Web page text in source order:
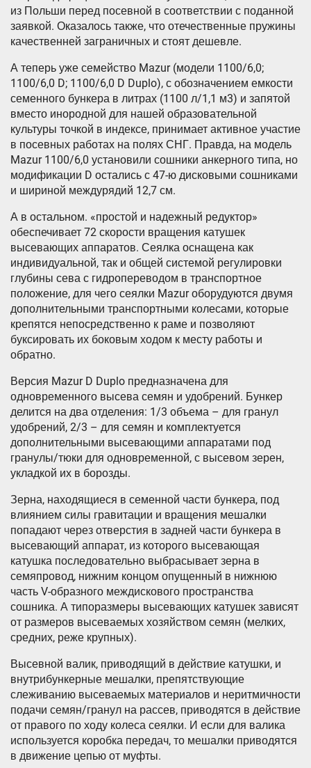
из Польши перед посевной в соответствии с поданной
заявкой. Оказалось также, что отечественные пружины
качественней заграничных и стоят дешевле.
А теперь уже семейство Mazur (модели 1100/6,0;
1100/6,0 D; 1100/6,0 D Duplo), с обозначением емкости
семенного бункера в литрах (1100 л/1,1 м3) и запятой
вместо инородной для нашей образовательной
культуры точкой в индексе, принимает активное участие
в посевных работах на полях СНГ. Правда, на модель
Mazur 1100/6,0 установили сошники анкерного типа, но
модификации D остались с 47-ю дисковыми сошниками
и шириной междурядий 12,7 см.
А в остальном. «простой и надежный редуктор»
обеспечивает 72 скорости вращения катушек
высевающих аппаратов. Сеялка оснащена как
индивидуальной, так и общей системой регулировки
глубины сева с гидропереводом в транспортное
положение, для чего сеялки Mazur оборудуются двумя
дополнительными транспортными колесами, которые
крепятся непосредственно к раме и позволяют
буксировать их боковым ходом к месту работы и
обратно.
Версия Mazur D Duplo предназначена для
одновременного высева семян и удобрений. Бункер
делится на два отделения: 1/3 объема – для гранул
удобрений, 2/3 – для семян и комплектуется
дополнительными высевающими аппаратами под
гранулы/тюки для одновременной, с высевом зерен,
укладкой их в борозды.
Зерна, находящиеся в семенной части бункера, под
влиянием силы гравитации и вращения мешалки
попадают через отверстия в задней части бункера в
высевающий аппарат, из которого высевающая
катушка последовательно выбрасывает зерна в
семяпровод, нижним концом опущенный в нижнюю
часть V-образного междискового пространства
сошника. А типоразмеры высевающих катушек зависят
от размеров высеваемых хозяйством семян (мелких,
средних, реже крупных).
Высевной валик, приводящий в действие катушки, и
внутрибункерные мешалки, препятствующие
слеживанию высеваемых материалов и неритмичности
подачи семян/гранул на рассев, приводятся в действие
от правого по ходу колеса сеялки. И если для валика
используется коробка передач, то мешалки приводятся
в движение цепью от муфты.